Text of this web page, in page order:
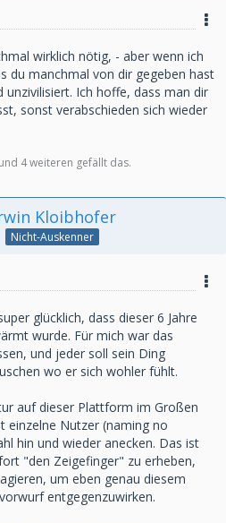
wirklich nötig, - aber wenn ich
du manchmal von dir gegeben hast
unzivilisiert. Ich hoffe, dass man dir
sonst verabschieden sich wieder
4 weiteren gefällt das.
Kloibhofer
Nicht-Auskenner
glücklich, dass dieser 6 Jahre
wurde. Für mich war das
und jeder soll sein Ding
wo er sich wohler fühlt.
auf dieser Plattform im Großen
einzelne Nutzer (naming no
hin und wieder anecken. Das ist
"den Zeigefinger" zu erheben,
um eben genau diesem
entgegenzuwirken.